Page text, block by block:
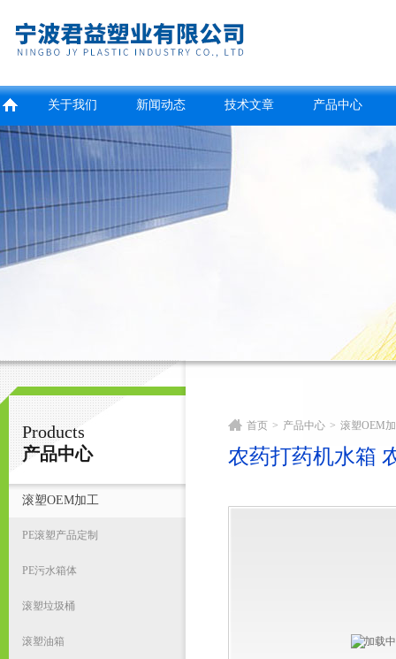
宁波君益塑业有限公司
关于我们 新闻动态 技术文章 产品中心
Products
产品中心
滚塑OEM加工
PE滚塑产品定制
PE污水箱体
滚塑垃圾桶
滚塑油箱
首页 > 产品中心 > 滚塑OEM
农药打药机水箱